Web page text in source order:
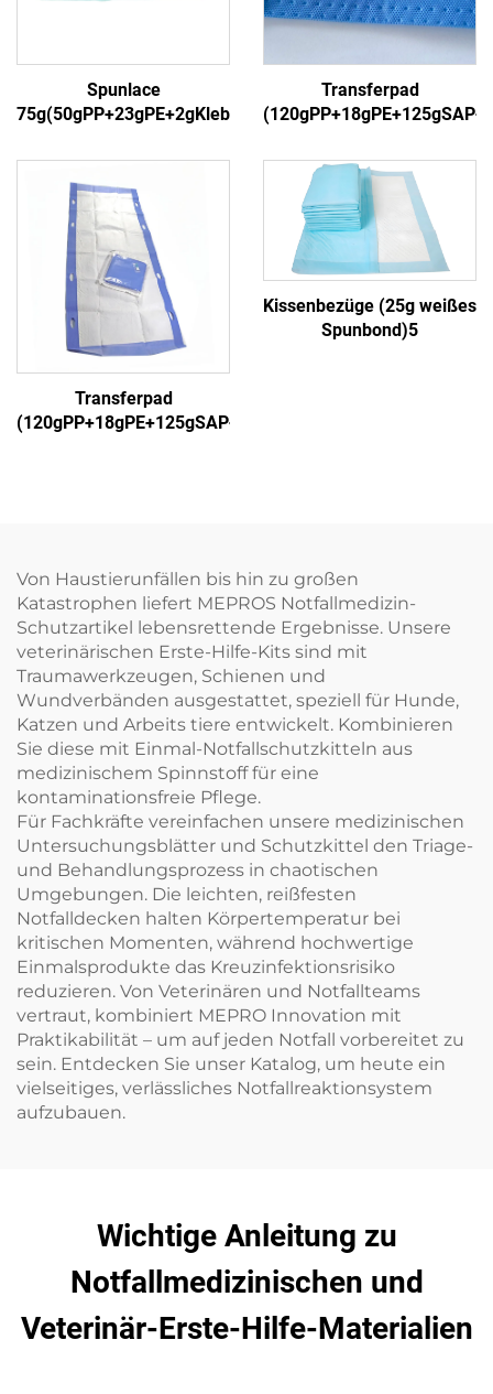
Spunlace
75g(50gPP+23gPE+2gKleber)3
Transferpad
Transferpad
(120gPP+18gPE+125gSAP+18gPP)5
Kissenbezüge (25g weißes
Spunbond)5
Von Haustierunfällen bis hin zu großen
Katastrophen liefert MEPROS Notfallmedizin-
Schutzartikel lebensrettende Ergebnisse. Unsere
veterinärischen Erste-Hilfe-Kits sind mit
Traumawerkzeugen, Schienen und
Wundverbänden ausgestattet, speziell für Hunde,
Katzen und Arbeits tiere entwickelt. Kombinieren
Sie diese mit Einmal-Notfallschutzkitteln aus
medizinischem Spinnstoff für eine
kontaminationsfreie Pflege.
Für Fachkräfte vereinfachen unsere medizinischen
Untersuchungsblätter und Schutzkittel den Triage-
und Behandlungsprozess in chaotischen
Umgebungen. Die leichten, reißfesten
Notfalldecken halten Körpertemperatur bei
kritischen Momenten, während hochwertige
Einmalsprodukte das Kreuzinfektionsrisiko
reduzieren. Von Veterinären und Notfallteams
vertraut, kombiniert MEPRO Innovation mit
Praktikabilität – um auf jeden Notfall vorbereitet zu
sein. Entdecken Sie unser Katalog, um heute ein
vielseitiges, verlässliches Notfallreaktionsystem
aufzubauen.
Wichtige Anleitung zu
Notfallmedizinischen und
Veterinär-Erste-Hilfe-Materialien